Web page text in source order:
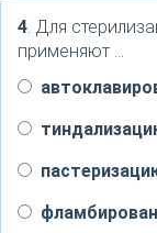
4. Для
применяют …